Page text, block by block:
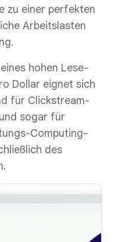
zu einer perfekten
Arbeitslasten
hohen Lese-
Dollar eignet sich
für Clickstream-
sogar für
Computing-
des